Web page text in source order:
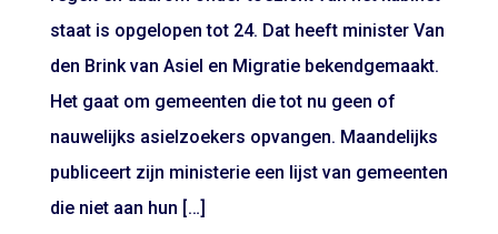
staat is opgelopen tot 24. Dat heeft minister Van
den Brink van Asiel en Migratie bekendgemaakt.
Het gaat om gemeenten die tot nu geen of
nauwelijks asielzoekers opvangen. Maandelijks
publiceert zijn ministerie een lijst van gemeenten
die niet aan hun […]